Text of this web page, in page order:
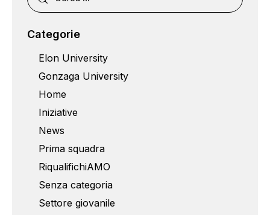
Categorie
Elon University
Gonzaga University
Home
Iniziative
News
Prima squadra
RiqualifichiAMO
Senza categoria
Settore giovanile